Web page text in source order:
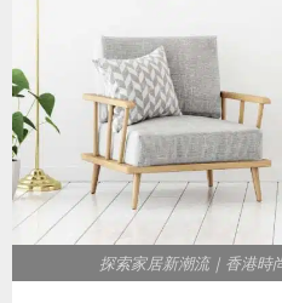
探索家居新潮流｜香港時